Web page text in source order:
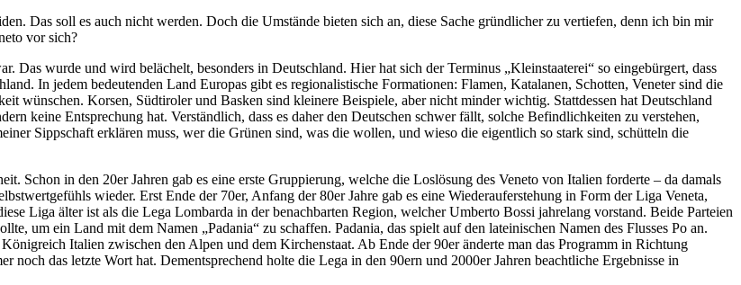
Das soll es auch nicht werden. Doch die Umstände bieten sich an, diese Sache gründlicher zu vertiefen, denn ich bin mir
vor sich?
Das wurde und wird belächelt, besonders in Deutschland. Hier hat sich der Terminus „Kleinstaaterei“ so eingebürgert, dass
In jedem bedeutenden Land Europas gibt es regionalistische Formationen: Flamen, Katalanen, Schotten, Veneter sind die
wünschen. Korsen, Südtiroler und Basken sind kleinere Beispiele, aber nicht minder wichtig. Stattdessen hat Deutschland
keine Entsprechung hat. Verständlich, dass es daher den Deutschen schwer fällt, solche Befindlichkeiten zu verstehen,
Sippschaft erklären muss, wer die Grünen sind, was die wollen, und wieso die eigentlich so stark sind, schütteln die
Schon in den 20er Jahren gab es eine erste Gruppierung, welche die Loslösung des Veneto von Italien forderte – da damals
wieder. Erst Ende der 70er, Anfang der 80er Jahre gab es eine Wiederauferstehung in Form der Liga Veneta,
Liga älter ist als die Lega Lombarda in der benachbarten Region, welcher Umberto Bossi jahrelang vorstand. Beide Parteien
um ein Land mit dem Namen „Padania“ zu schaffen. Padania, das spielt auf den lateinischen Namen des Flusses Po an.
Italien zwischen den Alpen und dem Kirchenstaat. Ab Ende der 90er änderte man das Programm in Richtung
noch das letzte Wort hat. Dementsprechend holte die Lega in den 90ern und 2000er Jahren beachtliche Ergebnisse in